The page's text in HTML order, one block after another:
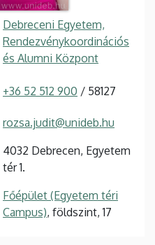
Debreceni Egyetem,
Rendezvénykoordinációs
és Alumni Központ
+36 52 512 900 / 58127
rozsa.judit@unideb.hu
4032 Debrecen, Egyetem
tér 1.
Főépület (Egyetem téri
Campus), földszint, 17